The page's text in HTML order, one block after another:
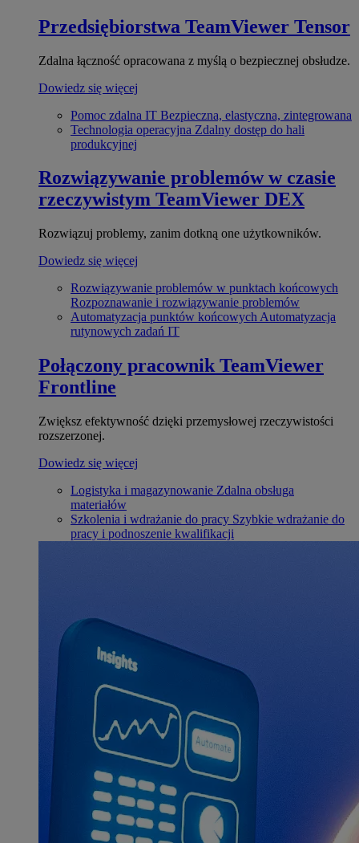
Przedsiębiorstwa TeamViewer Tensor
Zdalna łączność opracowana z myślą o bezpiecznej obsłudze.
Dowiedz się więcej
Pomoc zdalna IT Bezpieczna, elastyczna, zintegrowana
Technologia operacyjna Zdalny dostęp do hali
produkcyjnej
Rozwiązywanie problemów w czasie
rzeczywistym TeamViewer DEX
Rozwiązuj problemy, zanim dotkną one użytkowników.
Dowiedz się więcej
Rozwiązywanie problemów w punktach końcowych
Rozpoznawanie i rozwiązywanie problemów
Automatyzacja punktów końcowych Automatyzacja
rutynowych zadań IT
Połączony pracownik TeamViewer
Frontline
Zwiększ efektywność dzięki przemysłowej rzeczywistości
rozszerzonej.
Dowiedz się więcej
Logistyka i magazynowanie Zdalna obsługa
materiałów
Szkolenia i wdrażanie do pracy Szybkie wdrażanie do
pracy i podnoszenie kwalifikacji